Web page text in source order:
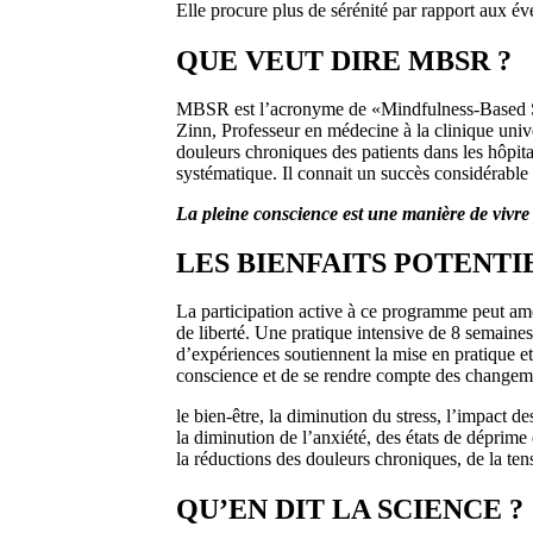
Elle procure plus de sérénité par rapport aux
QUE VEUT DIRE MBSR ?
MBSR est l’acronyme de «Mindfulness-Based
Zinn, Professeur en médecine à la clinique
douleurs chroniques des patients dans les
systématique. Il connait un succès
La pleine conscience est une manière de
LES BIENFAITS
La participation active à ce programme peut
de liberté. Une pratique intensive de 8
d’expériences soutiennent la mise en pratique
conscience et de se rendre compte des
le bien-être, la diminution du stress, l’impact
la diminution de l’anxiété, des états de déprime
la réductions des douleurs chroniques, de la
QU’EN DIT LA SCIENCE ?